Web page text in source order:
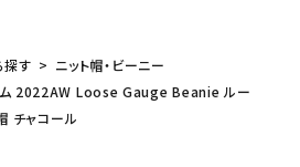
探す
ニット帽・ビーニー
2022AW Loose Gauge Beanie ルー
チャコール